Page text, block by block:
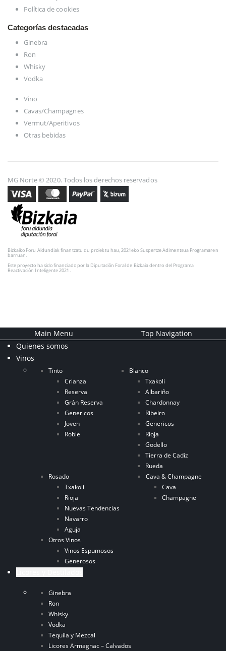
Política de cookies
Categorías destacadas
Ginebra
Ron
Whisky
Vodka
Vino
Cavas/Champagnes
Vermut/Aperitivos
Otras bebidas
MG Norte © 2020. Todos los derechos reservados
Bizkaiko Foru Aldundiak finantzatu du proiektu hau, 2021eko Suspertze Adimentsua Programaren
barruan.
Este proyecto ha sido financiado por la Diputación Foral de Bizkaia dentro del Programa
Reactivación Inteligente 2021.
Main Menu
Top Navigation
Quienes somos
Vinos
Tinto
Crianza
Reserva
Grán Reserva
Genericos
Joven
Roble
Blanco
Txakoli
Albariño
Chardonnay
Ribeiro
Genericos
Rioja
Godello
Tierra de Cadiz
Rueda
Rosado
Txakoli
Rioja
Nuevas Tendencias
Navarro
Aguja
Cava & Champagne
Cava
Champagne
Otros Vinos
Vinos Espumosos
Generosos
Ginebra
Ron
Whisky
Vodka
Tequila y Mezcal
Licores Armagnac – Calvados